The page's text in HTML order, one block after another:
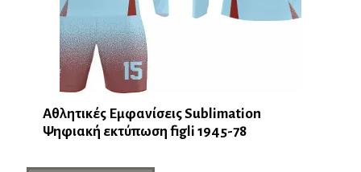
Αθλητικές Εμφανίσεις Sublimation
Ψηφιακή εκτύπωση figli 1945-78